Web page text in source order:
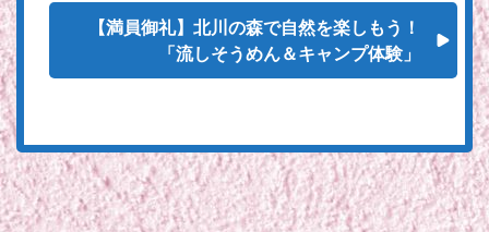
【満員御礼】北川の森で自然を楽しもう！
「流しそうめん＆キャンプ体験」